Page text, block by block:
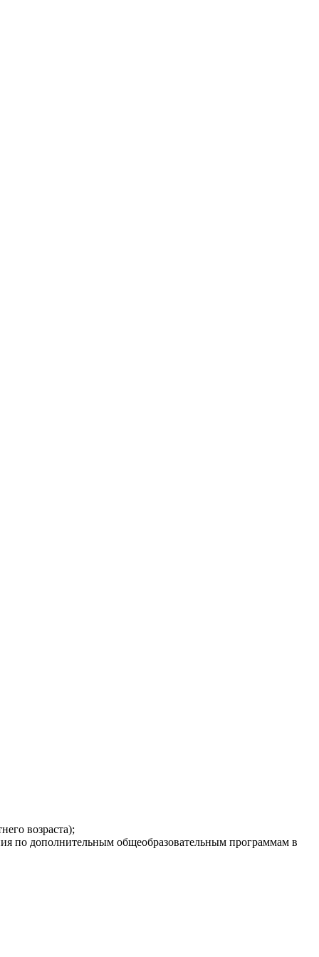
возраста);
по дополнительным общеобразовательным программам в